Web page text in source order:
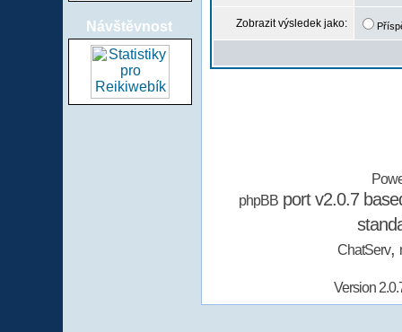
Návštěvnost Zobrazit výsledek jako:
phpBBport v2.0.7
ChatServ,
Version